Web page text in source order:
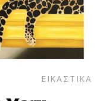
ΕΙΚΑΣΤΙΚΑ